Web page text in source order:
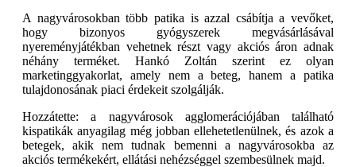
A nagyvárosokban több patika is azzal csábítja a vevőket,
hogy bizonyos gyógyszerek megvásárlásával
nyereményjátékban vehetnek részt vagy akciós áron adnak
néhány terméket. Hankó Zoltán szerint ez olyan
marketinggyakorlat, amely nem a beteg, hanem a patika
tulajdonosának piaci érdekeit szolgálják.
Hozzátette: a nagyvárosok agglomerációjában található
kispatikák anyagilag még jobban ellehetetlenülnek, és azok a
betegek, akik nem tudnak bemenni a nagyvárosokba az
akciós termékekért, ellátási nehézséggel szembesülnek majd.